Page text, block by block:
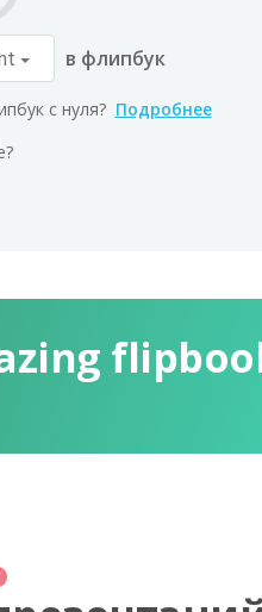
в флипбук
с нуля? Подробнее